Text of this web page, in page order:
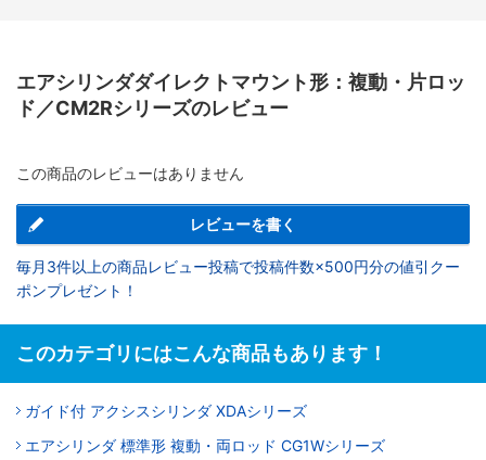
エアシリンダダイレクトマウント形：複動・片ロッ
ド／CM2Rシリーズのレビュー
この商品のレビューはありません
レビューを書く
毎月3件以上の商品レビュー投稿で投稿件数×500円分の値引クー
ポンプレゼント！
このカテゴリにはこんな商品もあります！
ガイド付 アクシスシリンダ XDAシリーズ
エアシリンダ 標準形 複動・両ロッド CG1Wシリーズ